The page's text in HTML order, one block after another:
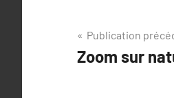
Navigation
de
Publication
Zoom sur